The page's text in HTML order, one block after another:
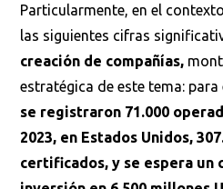
Particularmente, en el
las siguientes cifras
creación de compañías,
estratégica de este tema: para
se registraron 71.000
2023, en Estados Unidos,
certificados, y se espera un